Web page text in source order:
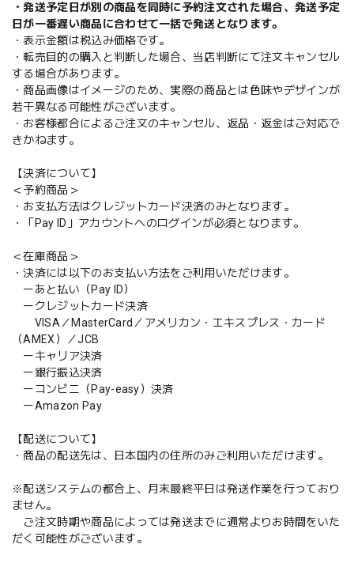
・発送予定日が別の商品を同時に予約注文された場合、発送予定
日が一番遅い商品に合わせて一括で発送となります。
・表示金額は税込み価格です。
・転売目的の購入と判断した場合、当店判断にて注文キャンセル
する場合があります。
・商品画像はイメージのため、実際の商品とは色味やデザインが
若干異なる可能性がございます。
・お客様都合によるご注文のキャンセル、返品・返金はご対応で
きかねます。
【決済について】
＜予約商品＞
・お支払方法はクレジットカード決済のみとなります。
・「Pay ID」アカウントへのログインが必須となります。
＜在庫商品＞
・決済には以下のお支払い方法をご利用いただけます。
ーあと払い（Pay ID）
ークレジットカード決済
VISA／MasterCard／アメリカン・エキスプレス・カード
（AMEX）／JCB
ーキャリア決済
ー銀行振込決済
ーコンビニ（Pay-easy）決済
ーAmazon Pay
【配送について】
・商品の配送先は、日本国内の住所のみご利用いただけます。
※配送システムの都合上、月末最終平日は発送作業を行っており
ません。
ご注文時期や商品によっては発送までに通常よりお時間をいた
だく可能性がございます。